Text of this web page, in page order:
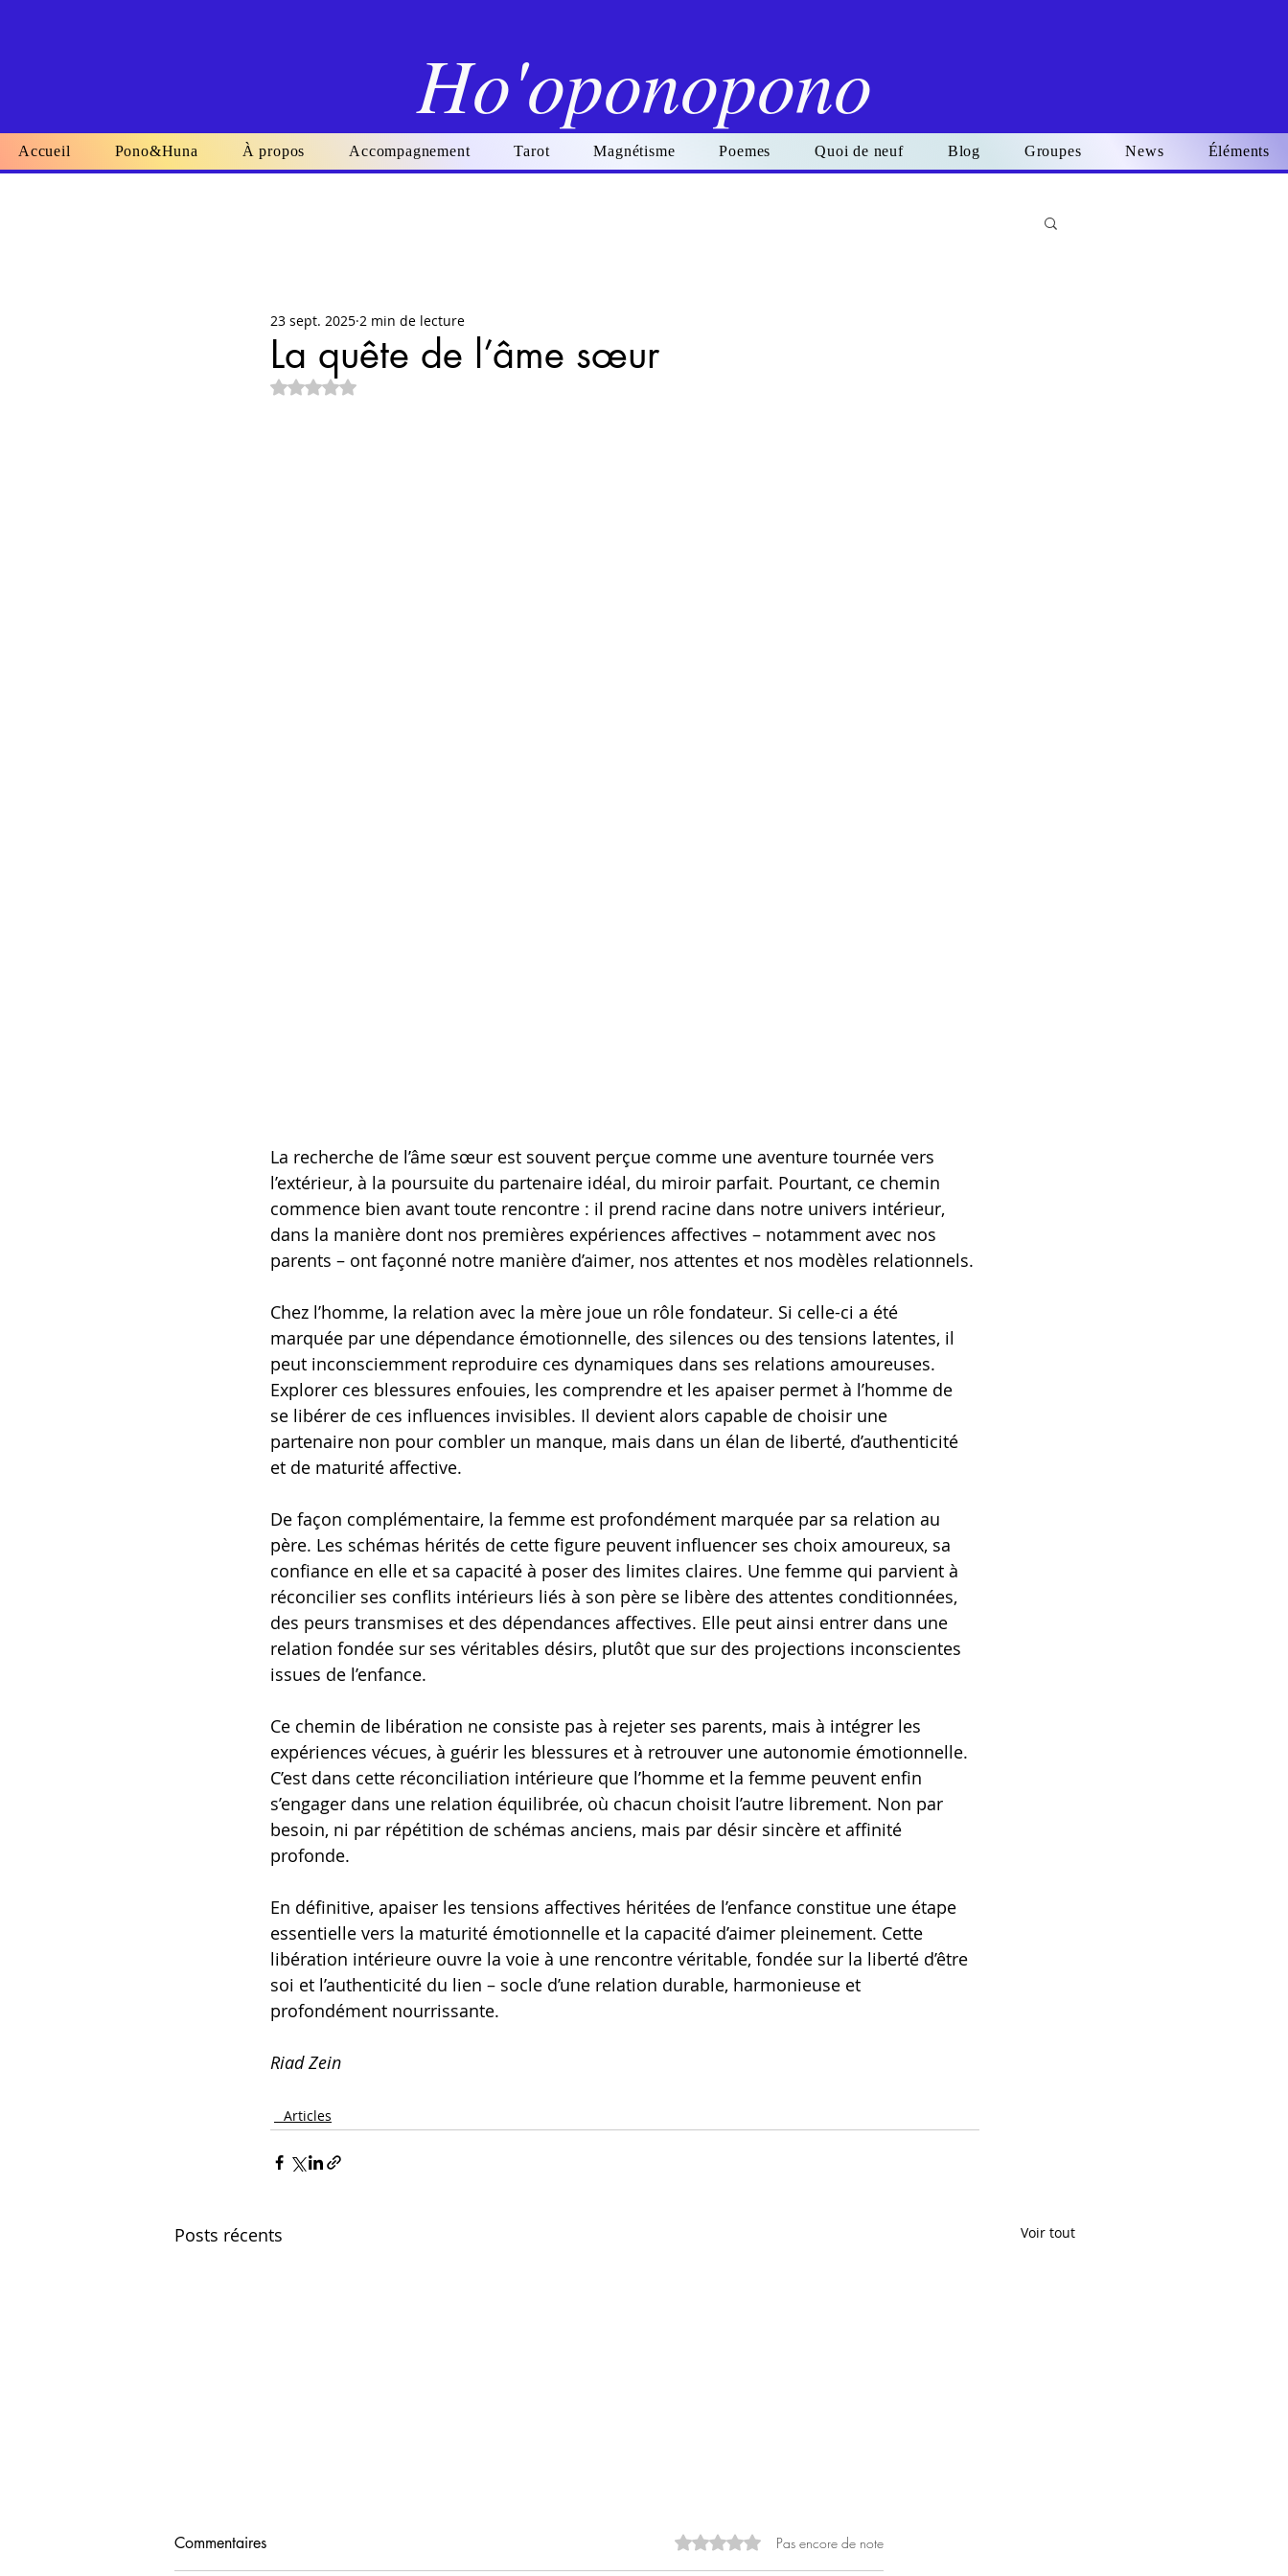
Ho'oponopono
Se connecter
Accueil Pono&Huna À propos Accompagnement Tarot Magnétisme Poemes Quoi de neuf Blog Groupes News Éléments
La quête de l’âme sœur
23 sept. 2025 2 min de lecture
Noté NaN étoiles sur 5.
La recherche de l’âme sœur est souvent perçue comme une aventure tournée vers
l’extérieur, à la poursuite du partenaire idéal, du miroir parfait. Pourtant, ce chemin
commence bien avant toute rencontre : il prend racine dans notre univers intérieur,
dans la manière dont nos premières expériences affectives – notamment avec nos
parents – ont façonné notre manière d’aimer, nos attentes et nos modèles relationnels.
Chez l’homme, la relation avec la mère joue un rôle fondateur. Si celle-ci a été
marquée par une dépendance émotionnelle, des silences ou des tensions latentes, il
peut inconsciemment reproduire ces dynamiques dans ses relations amoureuses.
Explorer ces blessures enfouies, les comprendre et les apaiser permet à l’homme de
se libérer de ces influences invisibles. Il devient alors capable de choisir une
partenaire non pour combler un manque, mais dans un élan de liberté, d’authenticité
et de maturité affective.
De façon complémentaire, la femme est profondément marquée par sa relation au
père. Les schémas hérités de cette figure peuvent influencer ses choix amoureux, sa
confiance en elle et sa capacité à poser des limites claires. Une femme qui parvient à
réconcilier ses conflits intérieurs liés à son père se libère des attentes conditionnées,
des peurs transmises et des dépendances affectives. Elle peut ainsi entrer dans une
relation fondée sur ses véritables désirs, plutôt que sur des projections inconscientes
issues de l’enfance.
Ce chemin de libération ne consiste pas à rejeter ses parents, mais à intégrer les
expériences vécues, à guérir les blessures et à retrouver une autonomie émotionnelle.
C’est dans cette réconciliation intérieure que l’homme et la femme peuvent enfin
s’engager dans une relation équilibrée, où chacun choisit l’autre librement. Non par
besoin, ni par répétition de schémas anciens, mais par désir sincère et affinité
profonde.
En définitive, apaiser les tensions affectives héritées de l’enfance constitue une étape
essentielle vers la maturité émotionnelle et la capacité d’aimer pleinement. Cette
libération intérieure ouvre la voie à une rencontre véritable, fondée sur la liberté d’être
soi et l’authenticité du lien – socle d’une relation durable, harmonieuse et
profondément nourrissante.
Riad Zein
_ Articles
Posts récents Voir tout
Commentaires Noté 0 étoile sur 5.Pas encore de note